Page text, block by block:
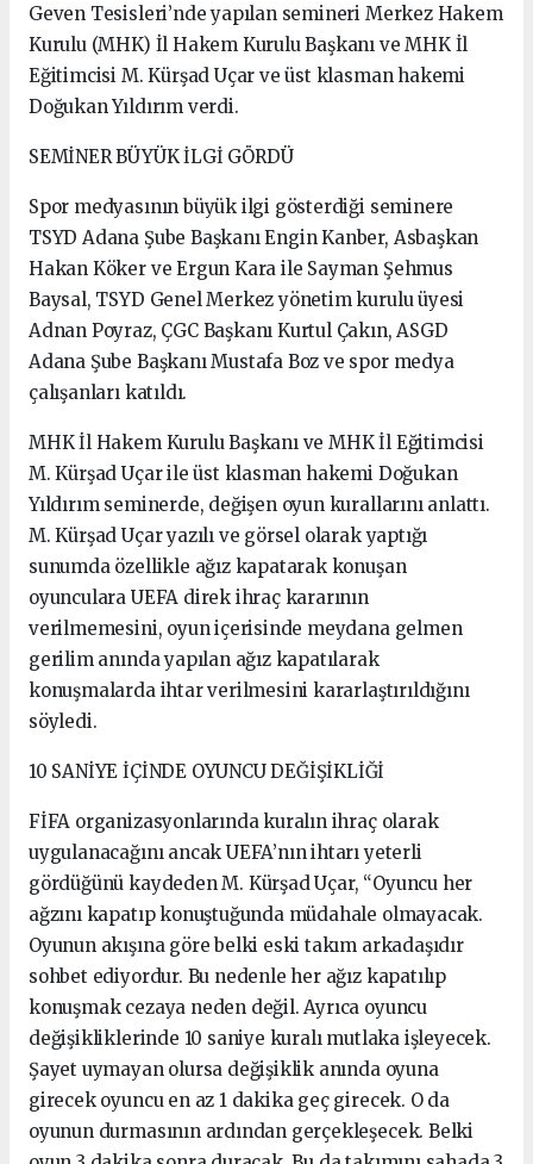
Geven Tesisleri’nde yapılan semineri Merkez Hakem
Kurulu (MHK) İl Hakem Kurulu Başkanı ve MHK İl
Eğitimcisi M. Kürşad Uçar ve üst klasman hakemi
Doğukan Yıldırım verdi.
SEMİNER BÜYÜK İLGİ GÖRDÜ
Spor medyasının büyük ilgi gösterdiği seminere
TSYD Adana Şube Başkanı Engin Kanber, Asbaşkan
Hakan Köker ve Ergun Kara ile Sayman Şehmus
Baysal, TSYD Genel Merkez yönetim kurulu üyesi
Adnan Poyraz, ÇGC Başkanı Kurtul Çakın, ASGD
Adana Şube Başkanı Mustafa Boz ve spor medya
çalışanları katıldı.
MHK İl Hakem Kurulu Başkanı ve MHK İl Eğitimcisi
M. Kürşad Uçar ile üst klasman hakemi Doğukan
Yıldırım seminerde, değişen oyun kurallarını anlattı.
M. Kürşad Uçar yazılı ve görsel olarak yaptığı
sunumda özellikle ağız kapatarak konuşan
oyunculara UEFA direk ihraç kararının
verilmemesini, oyun içerisinde meydana gelmen
gerilim anında yapılan ağız kapatılarak
konuşmalarda ihtar verilmesini kararlaştırıldığını
söyledi.
10 SANİYE İÇİNDE OYUNCU DEĞİŞİKLİĞİ
FİFA organizasyonlarında kuralın ihraç olarak
uygulanacağını ancak UEFA’nın ihtarı yeterli
gördüğünü kaydeden M. Kürşad Uçar, “Oyuncu her
ağzını kapatıp konuştuğunda müdahale olmayacak.
Oyunun akışına göre belki eski takım arkadaşıdır
sohbet ediyordur. Bu nedenle her ağız kapatılıp
konuşmak cezaya neden değil. Ayrıca oyuncu
değişikliklerinde 10 saniye kuralı mutlaka işleyecek.
Şayet uymayan olursa değişiklik anında oyuna
girecek oyuncu en az 1 dakika geç girecek. O da
oyunun durmasının ardından gerçekleşecek. Belki